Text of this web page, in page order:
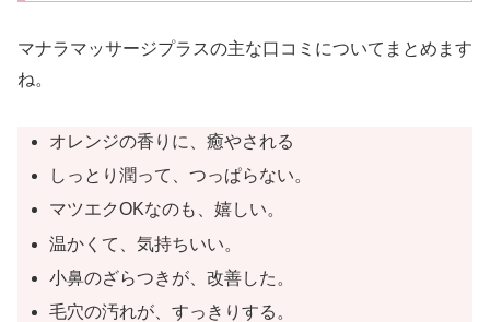
マナラマッサージプラスの主な口コミについてまとめます
ね。
オレンジの香りに、癒やされる
しっとり潤って、つっぱらない。
マツエクOKなのも、嬉しい。
温かくて、気持ちいい。
小鼻のざらつきが、改善した。
毛穴の汚れが、すっきりする。